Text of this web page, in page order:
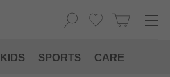
KIDS SPORTS CARE